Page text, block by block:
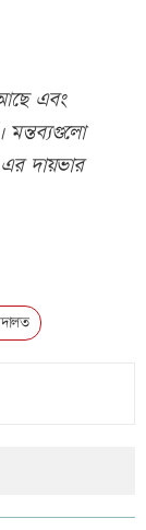
এবং
মন্তব্যগুলো
দায়ভার